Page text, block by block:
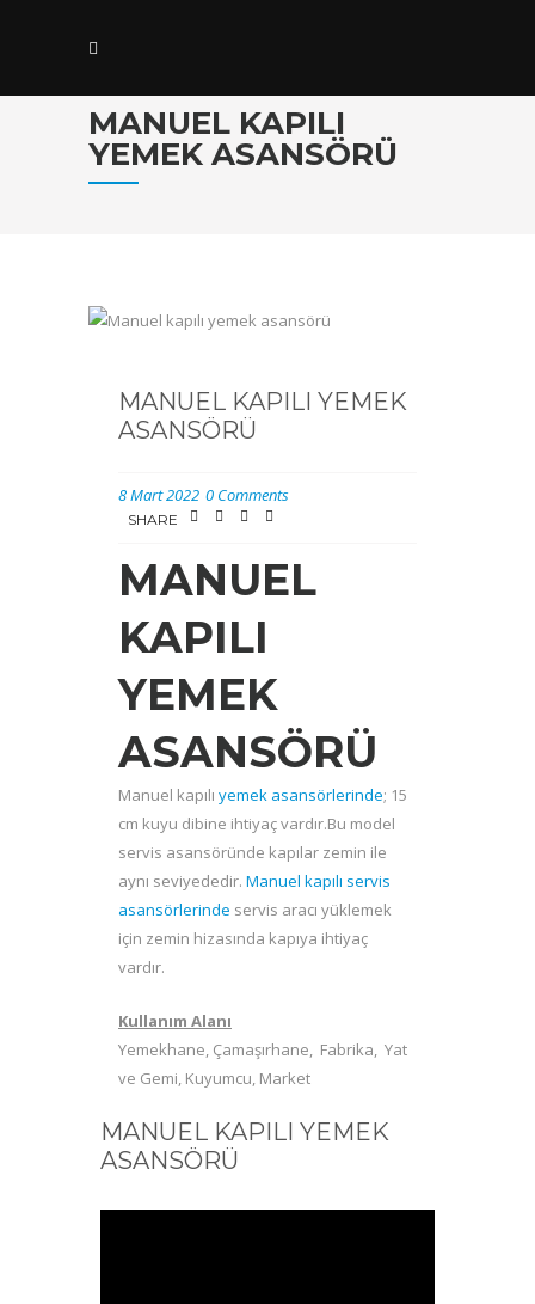
MANUEL KAPILI
YEMEK ASANSÖRÜ
MANUEL KAPILI YEMEK
ASANSÖRÜ
8 Mart 2022 0 Comments
SHARE
MANUEL
KAPILI
YEMEK
ASANSÖRÜ
Manuel kapılı yemek asansörlerinde; 15
cm kuyu dibine ihtiyaç vardır.Bu model
servis asansöründe kapılar zemin ile
aynı seviyededir. Manuel kapılı servis
asansörlerinde servis aracı yüklemek
için zemin hizasında kapıya ihtiyaç
vardır.
Kullanım Alanı
Yemekhane, Çamaşırhane, Fabrika, Yat
ve Gemi, Kuyumcu, Market
MANUEL KAPILI YEMEK
ASANSÖRÜ